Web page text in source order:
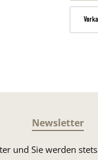
Newsletter
und Sie werden